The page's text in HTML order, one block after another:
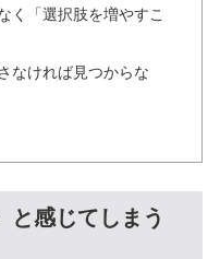
く「選択肢を増やすこ
なければ見つからな
と感じてしまう